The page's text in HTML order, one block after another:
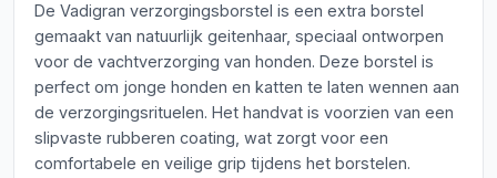
De Vadigran verzorgingsborstel is een extra borstel
gemaakt van natuurlijk geitenhaar, speciaal ontworpen
voor de vachtverzorging van honden. Deze borstel is
perfect om jonge honden en katten te laten wennen aan
de verzorgingsrituelen. Het handvat is voorzien van een
slipvaste rubberen coating, wat zorgt voor een
comfortabele en veilige grip tijdens het borstelen.